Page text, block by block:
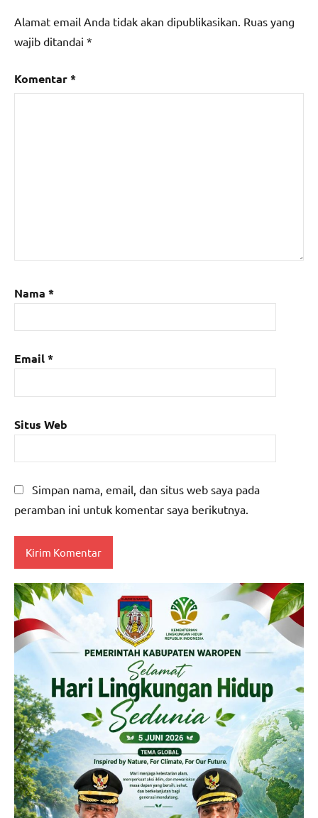
Alamat email Anda tidak akan dipublikasikan. Ruas yang
wajib ditandai *
Komentar*
Nama *
Email*
Situs Web
Simpan nama, email, dan situs web saya pada
peramban ini untuk komentar saya berikutnya.